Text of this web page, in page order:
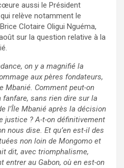
aussi le Président
relève notamment le
Clotaire Oligui Nguéma,
sur la question relative à la
on y a magnifié la
aux pères fondateurs,
Mbanié. Comment peut-on
fanfare, sans rien dire sur la
l’Île Mbanié après la décision
justice ? A-t-on définitivement
nous dise. Et qu’en est-il des
non loin de Mongomo et
dit, avec triomphalisme,
entrer au Gabon, où en est-on